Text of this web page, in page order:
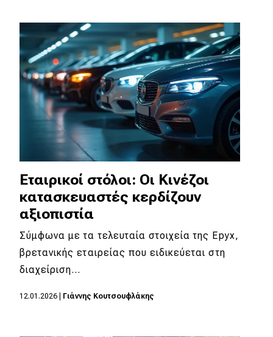
Εταιρικoί στόλοι: Oι Κινέζοι
κατασκευαστές κερδίζουν
αξιοπιστία
Σύμφωνα με τα τελευταία στοιχεία της Epyx,
βρετανικής εταιρείας που ειδικεύεται στη
διαχείριση…
12.01.2026 Γιάννης Κουτσουφλάκης